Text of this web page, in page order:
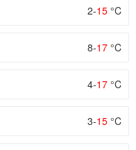
2-15 °C
8-17 °C
4-17 °C
3-15 °C